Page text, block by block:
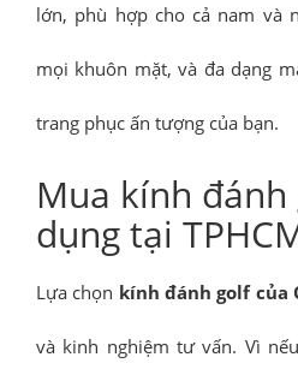
lớn, phù hợp cho cả nam và
mọi khuôn mặt, và đa dạng
trang phục ấn tượng của bạn.
Mua kính
dụng tại
Lựa chọn kính đánh golf của
và kinh nghiệm tư vấn. Vì